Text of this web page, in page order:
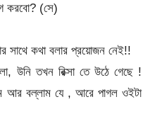
করবো? (সে)
সাথে কথা বলার প্রয়োজন নেই!!
উনি তখন রিক্সা তে উঠে গেছে !
আর বল্লাম যে , আরে পাগল ওইটা